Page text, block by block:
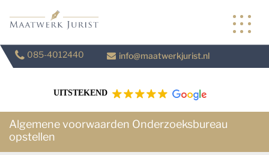
085-4012440 info@maatwerkjurist.nl
UITSTEKEND
Algemene voorwaarden Onderzoeksbureau
opstellen